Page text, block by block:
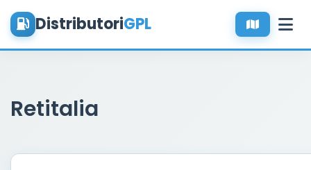
DistributoriGPL
Retitalia